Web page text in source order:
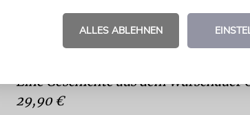
Buch. Traurig und schön. Und so
Eine Geschichte aus dem
29,90 €
ALLES ABLEHNEN